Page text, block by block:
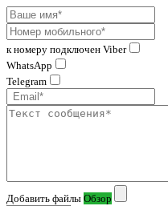
к номеру подключен Viber
WhatsApp
Telegram
Добавить файлы Обзор